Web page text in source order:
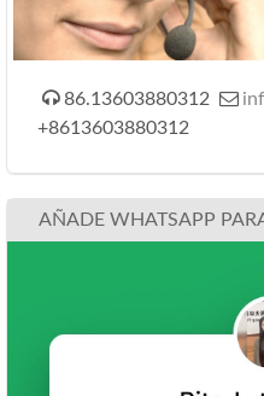
 86.13603880312 
+8613603880312
AÑADE WHATSAPP